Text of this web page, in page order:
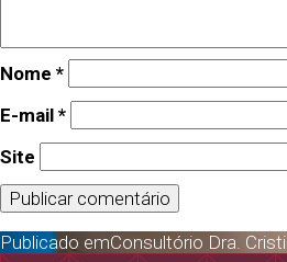
Nome *
E-mail *
Site
Publicado emConsultório Dra.